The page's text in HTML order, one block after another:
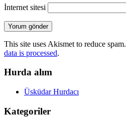
İnternet sitesi
This site uses Akismet to reduce spam.
data is processed.
Hurda alım
Üsküdar Hurdacı
Kategoriler